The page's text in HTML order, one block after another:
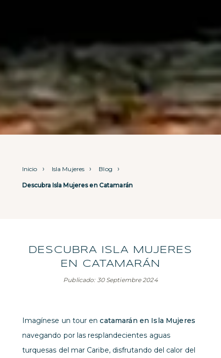
Inicio Isla Mujeres Blog
Descubra Isla Mujeres en Catamarán
DESCUBRA ISLA MUJERES
EN CATAMARÁN
Publicado: 30 Septiembre 2024
Imagínese un tour encatamarán en Isla Mujeres
navegando por las resplandecientes aguas
turquesas del mar Caribe, disfrutando del calor del